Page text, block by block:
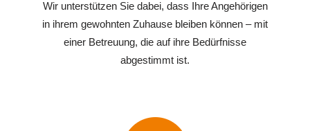
Wir unterstützen Sie dabei, dass Ihre Angehörigen
in ihrem gewohnten Zuhause bleiben können – mit
einer Betreuung, die auf ihre Bedürfnisse
abgestimmt ist.